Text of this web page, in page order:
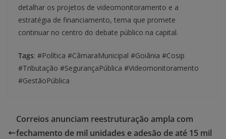
detalhar os projetos de videomonitoramento e a
estratégia de financiamento, tema que promete
continuar no centro do debate público na capital.
Tags: #Política #CâmaraMunicipal #Goiânia #Cosip
#Tributação #SegurançaPública #Videomonitoramento
#GestãoPública
Correios anunciam reestruturação ampla com
fechamento de mil unidades e adesão de até 15 mil